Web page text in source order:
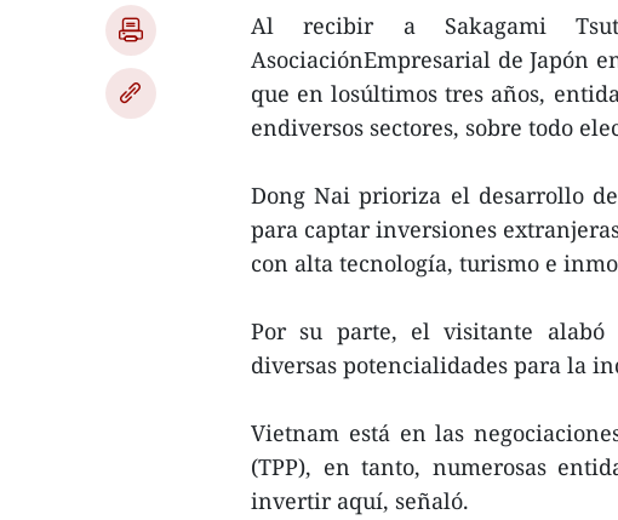
Al recibir a Sakagami
AsociaciónEmpresarial de Japón
que en losúltimos tres años,
endiversos sectores, sobre todo
Dong Nai prioriza el desarrollo
para captar inversiones
con alta tecnología, turismo e
Por su parte, el visitante alabó
diversas potencialidades para la
Vietnam está en las
(TPP), en tanto, numerosas
invertir aquí, señaló.